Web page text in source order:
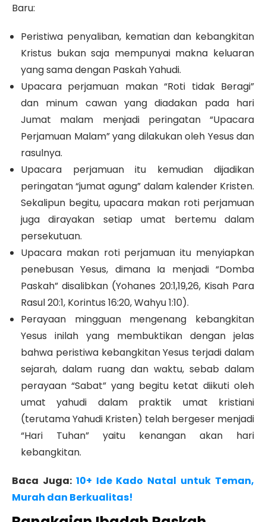
Baru:
Peristiwa penyaliban, kematian dan kebangkitan
Kristus bukan saja mempunyai makna keluaran
yang sama dengan Paskah Yahudi.
Upacara perjamuan makan “Roti tidak Beragi”
dan minum cawan yang diadakan pada hari
Jumat malam menjadi peringatan “Upacara
Perjamuan Malam” yang dilakukan oleh Yesus dan
rasulnya.
Upacara perjamuan itu kemudian dijadikan
peringatan “jumat agung” dalam kalender Kristen.
Sekalipun begitu, upacara makan roti perjamuan
juga dirayakan setiap umat bertemu dalam
persekutuan.
Upacara makan roti perjamuan itu menyiapkan
penebusan Yesus, dimana Ia menjadi “Domba
Paskah” disalibkan (Yohanes 20:1,19,26, Kisah Para
Rasul 20:1, Korintus 16:20, Wahyu 1:10).
Perayaan mingguan mengenang kebangkitan
Yesus inilah yang membuktikan dengan jelas
bahwa peristiwa kebangkitan Yesus terjadi dalam
sejarah, dalam ruang dan waktu, sebab dalam
perayaan “Sabat” yang begitu ketat diikuti oleh
umat yahudi dalam praktik umat kristiani
(terutama Yahudi Kristen) telah bergeser menjadi
“Hari Tuhan” yaitu kenangan akan hari
kebangkitan.
Baca Juga: 10+ Ide Kado Natal untuk Teman,
Murah dan Berkualitas!